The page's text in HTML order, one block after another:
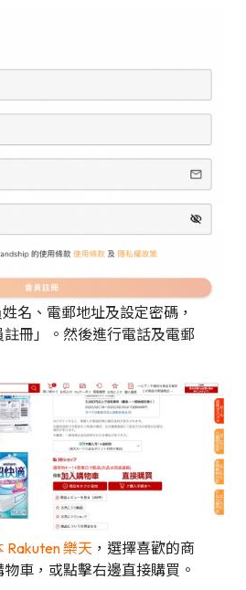
名、電郵地址及設定密碼，
冊」。然後進行電話及電郵
Rakuten 樂天 ，選擇喜歡的商
車，或點擊右邊直接購買。